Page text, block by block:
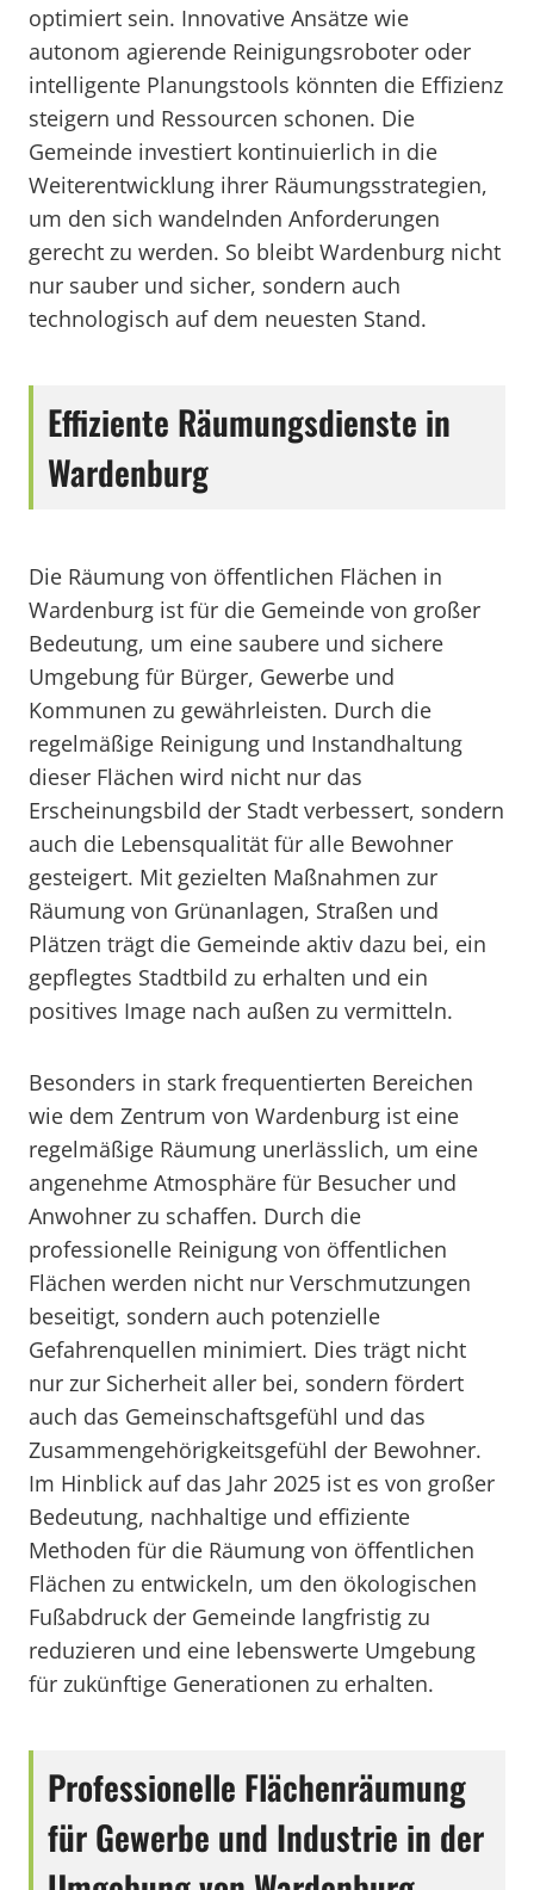
optimiert sein. Innovative Ansätze wie
autonom agierende Reinigungsroboter oder
intelligente Planungstools könnten die Effizienz
steigern und Ressourcen schonen. Die
Gemeinde investiert kontinuierlich in die
Weiterentwicklung ihrer Räumungsstrategien,
um den sich wandelnden Anforderungen
gerecht zu werden. So bleibt Wardenburg nicht
nur sauber und sicher, sondern auch
technologisch auf dem neuesten Stand.
Effiziente Räumungsdienste in
Wardenburg
Die Räumung von öffentlichen Flächen in
Wardenburg ist für die Gemeinde von großer
Bedeutung, um eine saubere und sichere
Umgebung für Bürger, Gewerbe und
Kommunen zu gewährleisten. Durch die
regelmäßige Reinigung und Instandhaltung
dieser Flächen wird nicht nur das
Erscheinungsbild der Stadt verbessert, sondern
auch die Lebensqualität für alle Bewohner
gesteigert. Mit gezielten Maßnahmen zur
Räumung von Grünanlagen, Straßen und
Plätzen trägt die Gemeinde aktiv dazu bei, ein
gepflegtes Stadtbild zu erhalten und ein
positives Image nach außen zu vermitteln.
Besonders in stark frequentierten Bereichen
wie dem Zentrum von Wardenburg ist eine
regelmäßige Räumung unerlässlich, um eine
angenehme Atmosphäre für Besucher und
Anwohner zu schaffen. Durch die
professionelle Reinigung von öffentlichen
Flächen werden nicht nur Verschmutzungen
beseitigt, sondern auch potenzielle
Gefahrenquellen minimiert. Dies trägt nicht
nur zur Sicherheit aller bei, sondern fördert
auch das Gemeinschaftsgefühl und das
Zusammengehörigkeitsgefühl der Bewohner.
Im Hinblick auf das Jahr 2025 ist es von großer
Bedeutung, nachhaltige und effiziente
Methoden für die Räumung von öffentlichen
Flächen zu entwickeln, um den ökologischen
Fußabdruck der Gemeinde langfristig zu
reduzieren und eine lebenswerte Umgebung
für zukünftige Generationen zu erhalten.
Professionelle Flächenräumung
für Gewerbe und Industrie in der